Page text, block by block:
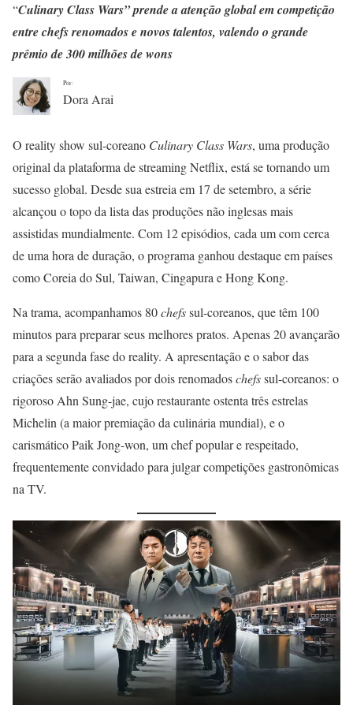
“Culinary Class Wars” prende a atenção global em competição
entre chefs renomados e novos talentos, valendo o grande
prêmio de 300 milhões de wons
Por:
Dora Arai
O reality show sul-coreano Culinary Class Wars, uma produção
original da plataforma de streaming Netflix, está se tornando um
sucesso global. Desde sua estreia em 17 de setembro, a série
alcançou o topo da lista das produções não inglesas mais
assistidas mundialmente. Com 12 episódios, cada um com cerca
de uma hora de duração, o programa ganhou destaque em países
como Coreia do Sul, Taiwan, Cingapura e Hong Kong.
Na trama, acompanhamos 80chefssul-coreanos, que têm 100
minutos para preparar seus melhores pratos. Apenas 20 avançarão
para a segunda fase do reality. A apresentação e o sabor das
criações serão avaliados por dois renomadoschefssul-coreanos: o
rigoroso Ahn Sung-jae, cujo restaurante ostenta três estrelas
Michelin (a maior premiação da culinária mundial), e o
carismático Paik Jong-won, um chef popular e respeitado,
frequentemente convidado para julgar competições gastronômicas
na TV.